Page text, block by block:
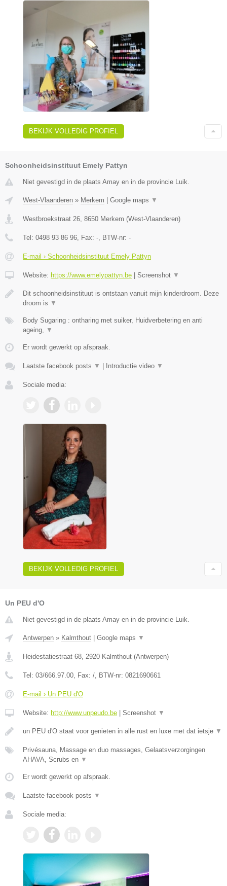
BEKIJK VOLLEDIG PROFIEL
Schoonheidsinstituut Emely Pattyn
Niet gevestigd in de plaats Amay en in de provincie Luik.
West-Vlaanderen » Merkem Google maps ▼
Westbroekstraat 26, 8650 Merkem (West-Vlaanderen)
Tel: 0498 93 86 96, Fax: -, BTW-nr: -
E-mail › Schoonheidsinstituut Emely Pattyn
Website: https://www.emelypattyn.be Screenshot ▼
Dit schoonheidsinstituut is ontstaan vanuit mijn kinderdroom. Deze
droom is ▼
Body Sugaring : ontharing met suiker, Huidverbetering en anti
ageing, ▼
Er wordt gewerkt op afspraak.
Laatste facebook posts ▼ Introductie video ▼
Sociale media:
BEKIJK VOLLEDIG PROFIEL
Un PEU d'O
Niet gevestigd in de plaats Amay en in de provincie Luik.
Antwerpen » Kalmthout Google maps ▼
Heidestatiestraat 68, 2920 Kalmthout (Antwerpen)
Tel: 03/666.97.00, Fax: /, BTW-nr: 0821690661
E-mail › Un PEU d'O
Website: http://www.unpeudo.be Screenshot ▼
un PEU d'O staat voor genieten in alle rust en luxe met dat ietsje ▼
Privésauna, Massage en duo massages, Gelaatsverzorgingen
AHAVA, Scrubs en ▼
Er wordt gewerkt op afspraak.
Laatste facebook posts ▼
Sociale media: